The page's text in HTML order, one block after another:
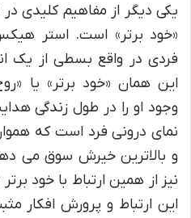
یکی دیگر از مفاهیم کلیدی در
«خود برتر» است. استر
فردی در واقع بسطی از یک
این همان «خود برتر» یا
وجود او را در طول زندگی
نمای درونی فرد است که
و بالاترین خیرش سوق می
نیز از همین ارتباط با خود
این ارتباط و پرورش افکار